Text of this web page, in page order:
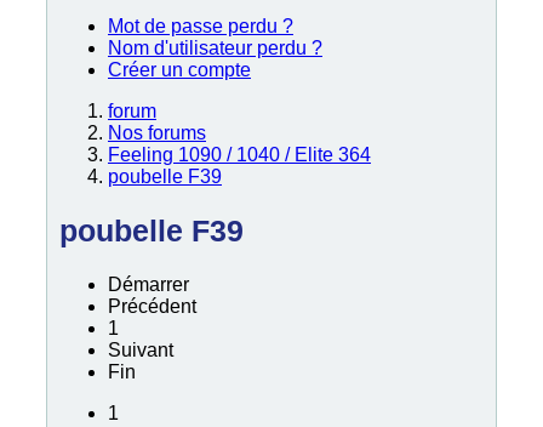
Mot de passe perdu ?
Nom d'utilisateur perdu ?
Créer un compte
forum
Nos forums
Feeling 1090 / 1040 / Elite 364
poubelle F39
poubelle F39
Démarrer
Précédent
1
Suivant
Fin
1